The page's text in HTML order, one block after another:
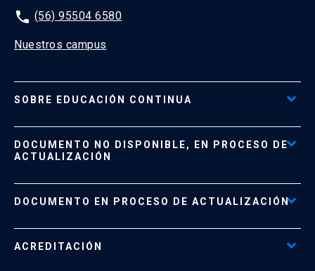
phone (56) 95504 6580
Nuestros campus
SOBRE EDUCACIÓN CONTINUA
Formas de Pago
Políticas de Retiro, Devolución e Información Importante
DOCUMENTO NO DISPONIBLE, EN PROCESO DE
ACTUALIZACIÓN
Documento No Disponible file_download
DOCUMENTO EN PROCESO DE ACTUALIZACIÓN
ACREDITACIÓN